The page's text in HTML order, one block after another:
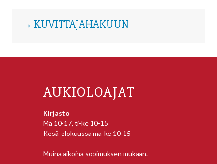
→ KUVITTAJAHAKUUN
AUKIOLOAJAT
Kirjasto
Ma 10-17, ti-ke 10-15
Kesä-elokuussa ma-ke 10-15
Muina aikoina sopimuksen mukaan.